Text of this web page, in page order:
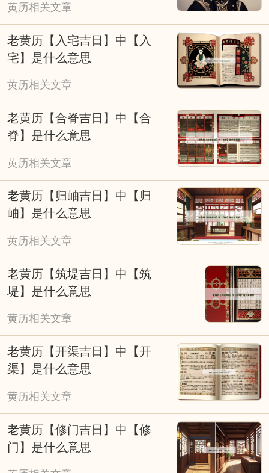
节奏，让择吉成为美好期许的寄托，而非行动
的桎梏。
黄历相关文章
老黄历【入宅吉日】中【入
宅】是什么意思
黄历相关文章
老黄历【合脊吉日】中【合
脊】是什么意思
黄历相关文章
老黄历【归岫吉日】中【归
岫】是什么意思
黄历相关文章
老黄历【筑堤吉日】中【筑
堤】是什么意思
黄历相关文章
老黄历【开渠吉日】中【开
渠】是什么意思
黄历相关文章
老黄历【修门吉日】中【修
门】是什么意思